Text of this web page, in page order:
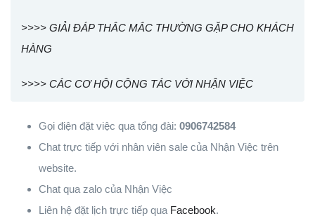
>>>> GIẢI ĐÁP THẮC MẮC THƯỜNG GẶP CHO KHÁCH
HÀNG
>>>> CÁC CƠ HỘI CỘNG TÁC VỚI NHẬN VIỆC
Gọi điện đặt việc qua tổng đài: 0906742584
Chat trực tiếp với nhân viên sale của Nhận Việc trên
website.
Chat qua zalo của Nhận Việc
Liên hệ đặt lịch trực tiếp qua Facebook.